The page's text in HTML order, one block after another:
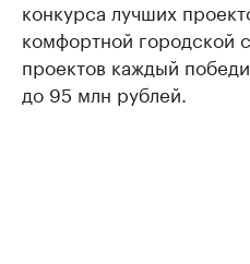
конкурса лучших
комфортной городской
проектов каждый
до 95 млн рублей.